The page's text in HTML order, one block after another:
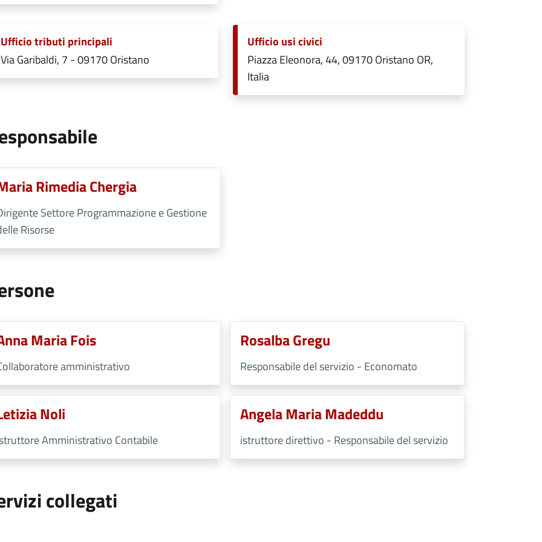
Ufficio tributi principali
Via Garibaldi, 7 - 09170 Oristano
Ufficio usi civici
Piazza Eleonora, 44, 09170 Oristano OR,
Italia
Rimedia Chergia
Settore Programmazione e Gestione
Risorse
Maria Fois
amministrativo
Rosalba Gregu
Responsabile del servizio - Economato
Noli
Amministrativo Contabile
Angela Maria Madeddu
istruttore direttivo - Responsabile del servizio
collegati